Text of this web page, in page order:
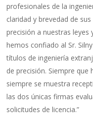
profesionales de la
claridad y brevedad de
precisión a nuestras leyes
hemos confiado al Sr.
títulos de ingeniería
de precisión. Siempre
siempre se muestra
las dos únicas firmas
solicitudes de licencia.”